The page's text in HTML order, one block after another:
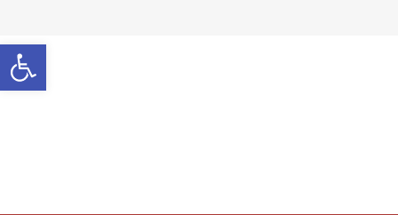
Open toolbar